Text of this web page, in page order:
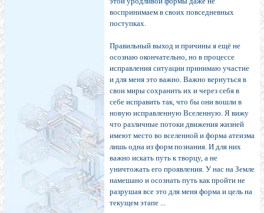
воспринимаем в своих повседневных
поступках.
Правильный выход и причины я ещё не
осознаю окончательно, но в процессе
исправления ситуации принимаю участие
и для меня это важно. Важно вернуться в
свои миры сохранить их и через себя в
себе исправить так, что бы они вошли в
новую исправленную Вселенную. Я вижу
что различные потоки движения жизней
имеют место во вселенной и форма атеизма
лишь одна из форм познания. И для них
важно искать путь к творцу, а не
уничтожать его проявления. У нас на Земле
намешано и осознать путь как пройти не
разрушая все это для меня форма и цель на
текущем этапе ...